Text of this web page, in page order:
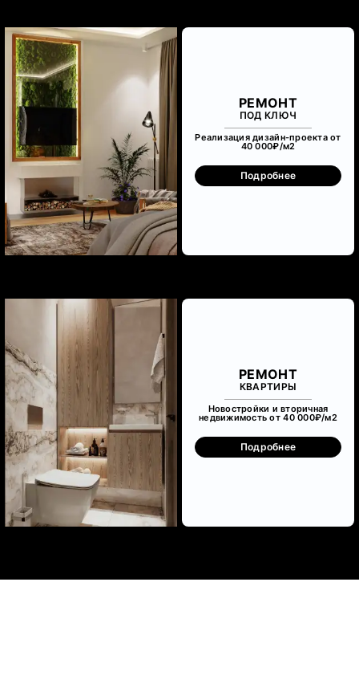
РЕМОНТ
ПОД КЛЮЧ
Реализация дизайн-проекта от
40 000₽/м2
Подробнее
РЕМОНТ
КВАРТИРЫ
Новостройки и вторичная
недвижимость от 40 000₽/м2
Подробнее